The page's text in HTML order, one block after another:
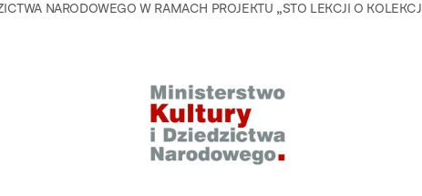
NARODOWEGO W RAMACH PROJEKTU „STO LEKCJI O